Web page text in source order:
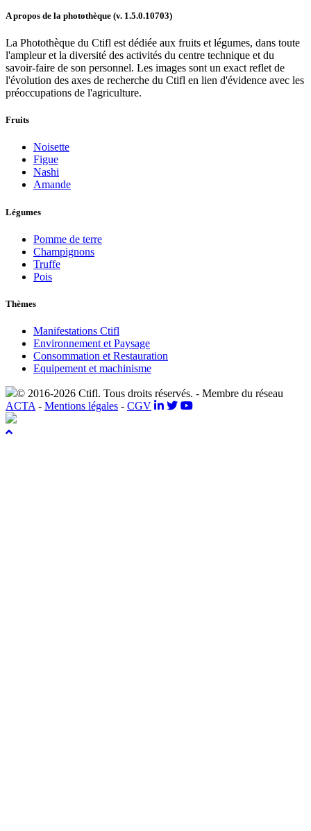
A propos de la photothèque (v. 1.5.0.10703)
La Photothèque du Ctifl est dédiée aux fruits et légumes, dans toute
l'ampleur et la diversité des activités du centre technique et du
savoir-faire de son personnel. Les images sont un exact reflet de
l'évolution des axes de recherche du Ctifl en lien d'évidence avec les
préoccupations de l'agriculture.
Fruits
Noisette
Figue
Nashi
Amande
Légumes
Pomme de terre
Champignons
Truffe
Pois
Thèmes
Manifestations Ctifl
Environnement et Paysage
Consommation et Restauration
Equipement et machinisme
© 2016-2026 Ctifl. Tous droits réservés. - Membre du réseau
ACTA - Mentions légales - CGV